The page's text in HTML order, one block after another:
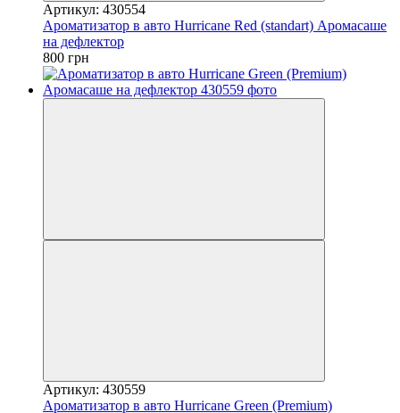
Артикул: 430554
Ароматизатор в авто Hurricane Red (standart) Аромасаше
на дефлектор
800 грн
Артикул: 430559
Ароматизатор в авто Hurricane Green (Premium)